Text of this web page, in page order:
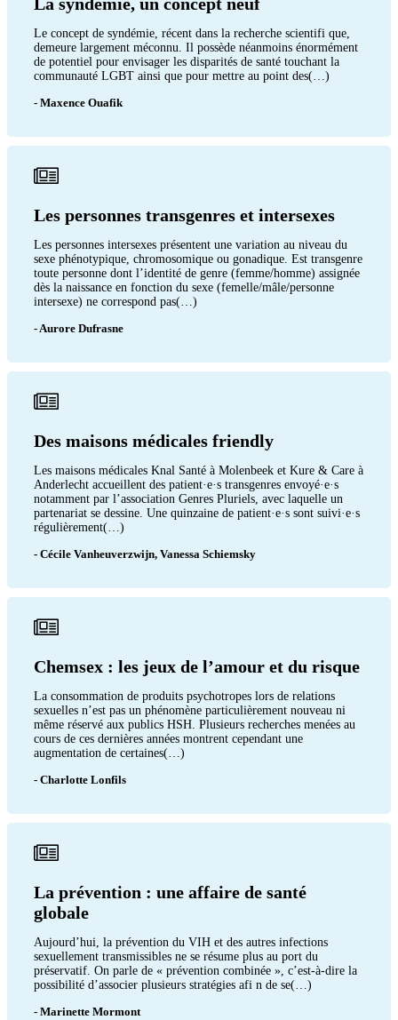
Le concept de syndémie, récent dans la recherche scientifi que,
demeure largement méconnu. Il possède néanmoins énormément
de potentiel pour envisager les disparités de santé touchant la
communauté LGBT ainsi que pour mettre au point des(…)
- Maxence Ouafik
Les personnes transgenres et intersexes
Les personnes intersexes présentent une variation au niveau du
sexe phénotypique, chromosomique ou gonadique. Est transgenre
toute personne dont l’identité de genre (femme/homme) assignée
dès la naissance en fonction du sexe (femelle/mâle/personne
intersexe) ne correspond pas(…)
- Aurore Dufrasne
Des maisons médicales friendly
Les maisons médicales Knal Santé à Molenbeek et Kure & Care à
Anderlecht accueillent des patient·e·s transgenres envoyé·e·s
notamment par l’association Genres Pluriels, avec laquelle un
partenariat se dessine. Une quinzaine de patient·e·s sont suivi·e·s
régulièrement(…)
- Cécile Vanheuverzwijn, Vanessa Schiemsky
Chemsex : les jeux de l’amour et du risque
La consommation de produits psychotropes lors de relations
sexuelles n’est pas un phénomène particulièrement nouveau ni
même réservé aux publics HSH. Plusieurs recherches menées au
cours de ces dernières années montrent cependant une
augmentation de certaines(…)
- Charlotte Lonfils
La prévention : une affaire de santé
globale
Aujourd’hui, la prévention du VIH et des autres infections
sexuellement transmissibles ne se résume plus au port du
préservatif. On parle de « prévention combinée », c’est-à-dire la
possibilité d’associer plusieurs stratégies afi n de se(…)
- Marinette Mormont